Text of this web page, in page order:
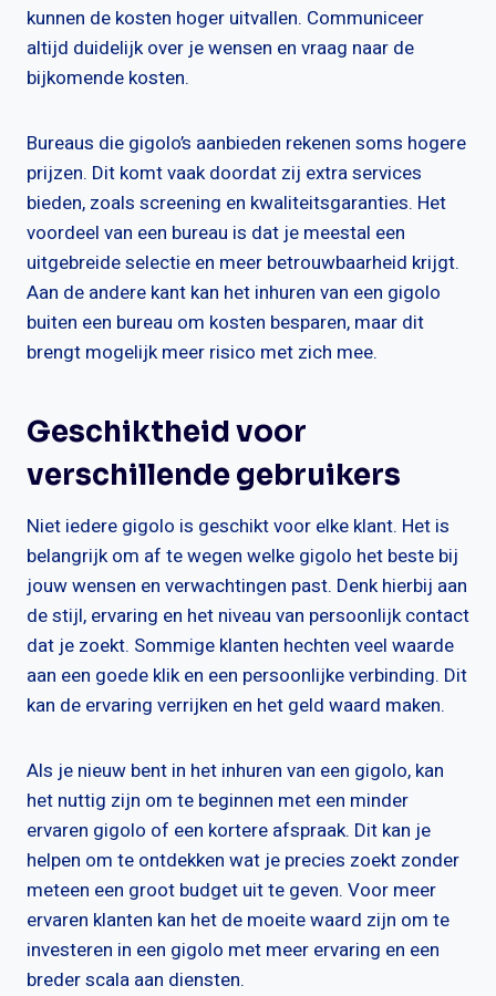
kunnen de kosten hoger uitvallen. Communiceer
altijd duidelijk over je wensen en vraag naar de
bijkomende kosten.
Bureaus die gigolo’s aanbieden rekenen soms hogere
prijzen. Dit komt vaak doordat zij extra services
bieden, zoals screening en kwaliteitsgaranties. Het
voordeel van een bureau is dat je meestal een
uitgebreide selectie en meer betrouwbaarheid krijgt.
Aan de andere kant kan het inhuren van een gigolo
buiten een bureau om kosten besparen, maar dit
brengt mogelijk meer risico met zich mee.
Geschiktheid voor
verschillende gebruikers
Niet iedere gigolo is geschikt voor elke klant. Het is
belangrijk om af te wegen welke gigolo het beste bij
jouw wensen en verwachtingen past. Denk hierbij aan
de stijl, ervaring en het niveau van persoonlijk contact
dat je zoekt. Sommige klanten hechten veel waarde
aan een goede klik en een persoonlijke verbinding. Dit
kan de ervaring verrijken en het geld waard maken.
Als je nieuw bent in het inhuren van een gigolo, kan
het nuttig zijn om te beginnen met een minder
ervaren gigolo of een kortere afspraak. Dit kan je
helpen om te ontdekken wat je precies zoekt zonder
meteen een groot budget uit te geven. Voor meer
ervaren klanten kan het de moeite waard zijn om te
investeren in een gigolo met meer ervaring en een
breder scala aan diensten.